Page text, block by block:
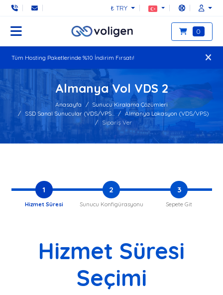
₺ TRY
0
Tüm Hosting Paketlerinde %10 İndirim Fırsatı!
Almanya Vol VDS 2
Anasayfa
Sunucu Kiralama Çözümleri
SSD Sanal Sunucular (VDS/VPS...
Almanya Lokasyon (VDS/VPS)
Sipariş Ver
1
Hizmet Süresi
2
Sunucu Konfigürasyonu
3
Sepete Git
Hizmet Süresi
Seçimi